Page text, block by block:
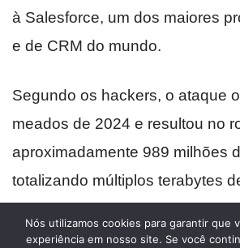
Nós utilizamos cookies para garantir que
experiência em nosso site. Se você